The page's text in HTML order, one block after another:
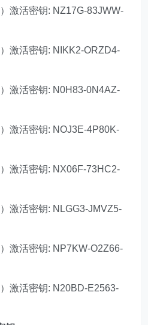
激活密钥: NZ17G-83JWW-
激活密钥: NIKK2-ORZD4-
激活密钥: N0H83-0N4AZ-
激活密钥: NOJ3E-4P80K-
激活密钥: NX06F-73HC2-
激活密钥: NLGG3-JMVZ5-
激活密钥: NP7KW-O2Z66-
激活密钥: N20BD-E2563-